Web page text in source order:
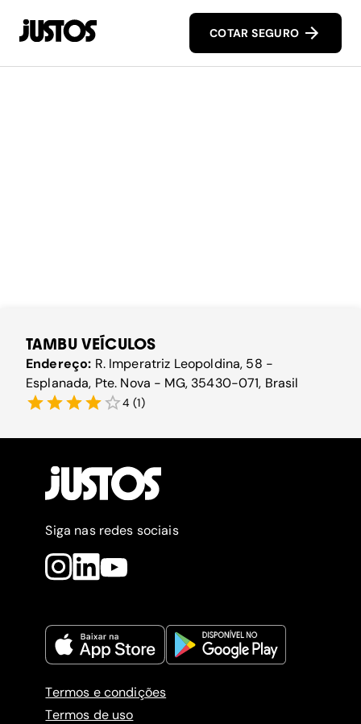
COTAR SEGURO
TAMBU VEÍCULOS
Endereço: R. Imperatriz Leopoldina, 58 -
Esplanada, Pte. Nova - MG, 35430-071, Brasil
4 (1)
Siga nas redes sociais
Termos e condições
Termos de uso